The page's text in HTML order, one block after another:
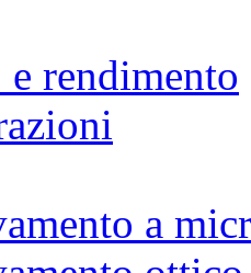
rendimento
a